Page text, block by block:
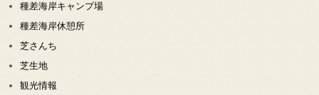
種差海岸キャンプ場
種差海岸休憩所
芝さんち
芝生地
観光情報